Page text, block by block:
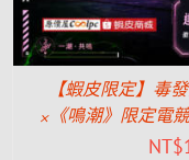
【蝦皮限定】毒
×《鳴潮》限定電
NT$